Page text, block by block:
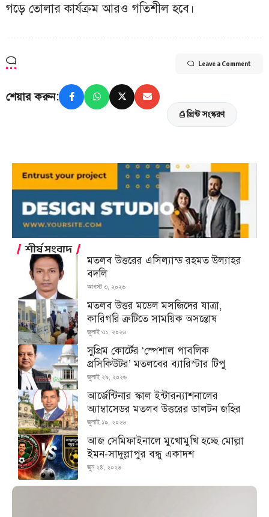
গড়ে তোলার কার্যক্রম আরও গতিশীল হবে।
Leave a Comment
শেয়ার করুন:
⎙ প্রিন্ট সংস্করণ
শীর্ষ সংবাদ
মতলব উত্তরের এসিল্যান্ড রহমত উল্যাহর
বদলি
আগস্ট ৩, ২০২৬
মতলব উত্তর মডেল মসজিদের যাত্রা,
কারিগরি ত্রুটিতে সাময়িক অসন্তোষ
জুলাই ৩১, ২০২৬
সুপ্রিম কোর্টের ‘স্পেশাল পাবলিক
প্রসিকিউটর’ মতলবের ব্যারিস্টার টিপু
জুলাই ২৯, ২০২৬
আর্জেন্টিনার স্কাল ইন্টারন্যাশনালের
অ্যাম্বাসেডর মতলব উত্তরের ডালটন জহির
জুলাই ১৯, ২০২৬
আজ সেমিফাইনালে মুখোমুখি হচ্ছে মোল্লা
ইমন-সাদুল্লাপুর বন্ধু একাদশ
জুন ২৪, ২০২৬